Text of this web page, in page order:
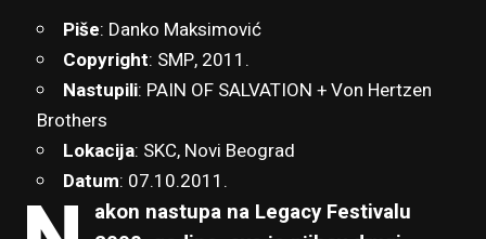
Piše: Danko Maksimović
Copyright: SMP, 2011.
Nastupili: PAIN OF SALVATION + Von Hertzen
Brothers
Lokacija: SKC, Novi Beograd
Datum: 07.10.2011.
akon nastupa na Legacy Festivalu